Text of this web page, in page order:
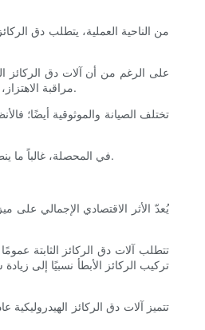
من الناحية العملية، يتطلب دق
على الرغم من أن آلات دق الركائز
مراقبة الاهتزاز، وتقييد ساعات العمل، وذلك امتثالاً للوائح. مع ذلك، تُعد السرعة والكفاءة من المزايا التي لا يُمكن إنكارها، والتي تُساهم بشكل ملحوظ في تقليص مدة المشاريع وخفض التكاليف الإجمالية.
تختلف الصيانة والموثوقية أيضًا؛
في المحصلة، غالباً ما ينطوي الاختيار بين هذه الأساليب على مفاضلات بين التأثير البيئي والسرعة والراحة التشغيلية والامتثال التنظيمي، وكل ذلك يتشكل حسب موقع المشروع المحدد وأولويات أصحاب المصلحة.
يُعدّ الأثر الاقتصادي الإجمالي على
تتطلب آلات دق الركائز الثابتة
تركيب الركائز الأبطأ نسبيًا إلى
تتميز آلات دق الركائز